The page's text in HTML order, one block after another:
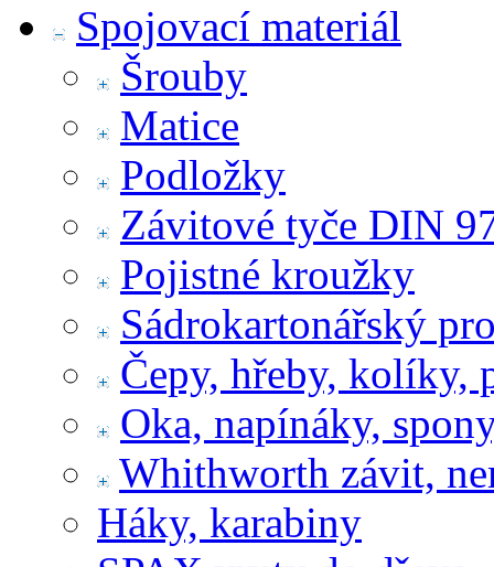
Spojovací materiál
Šrouby
Matice
Podložky
Závitové tyče DIN
Pojistné kroužky
Sádrokartonářský
Čepy, hřeby, kolíky,
Oka, napínáky,
Whithworth závit,
Háky, karabiny